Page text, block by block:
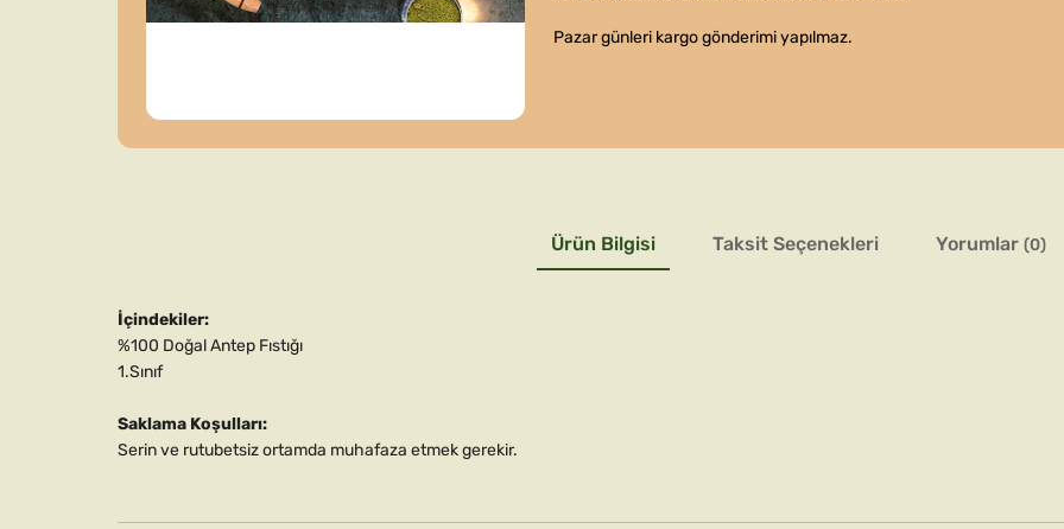
Pazar günleri kargo gönderimi yapılmaz.
Ürün Bilgisi Taksit Seçenekleri Yorumlar (0)
İçindekiler:
%100 Doğal Antep Fıstığı
1.Sınıf
Saklama Koşulları:
Serin ve rutubetsiz ortamda muhafaza etmek gerekir.